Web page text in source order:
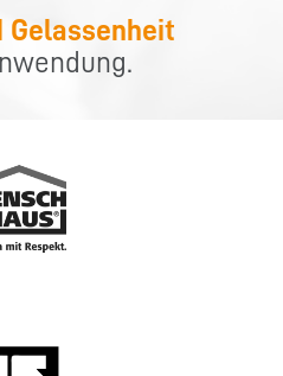
Gelassenheit